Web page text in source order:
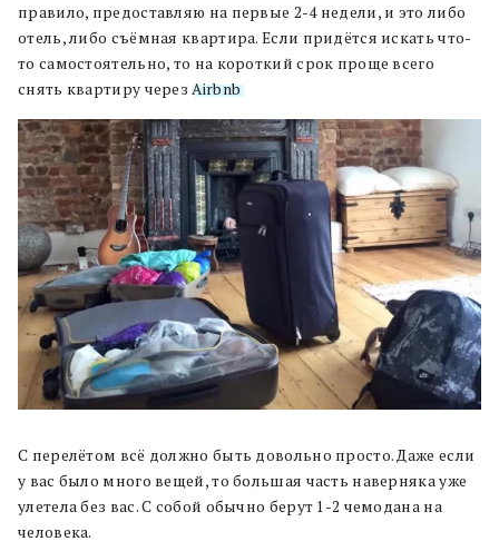
правило, предоставляю на первые 2-4 недели, и это либо
отель, либо съёмная квартира. Если придётся искать что-
то самостоятельно, то на короткий срок проще всего
снять квартиру черезAirbnb.
С перелётом всё должно быть довольно просто. Даже если
у вас было много вещей, то большая часть наверняка уже
улетела без вас. С собой обычно берут 1-2 чемодана на
человека.